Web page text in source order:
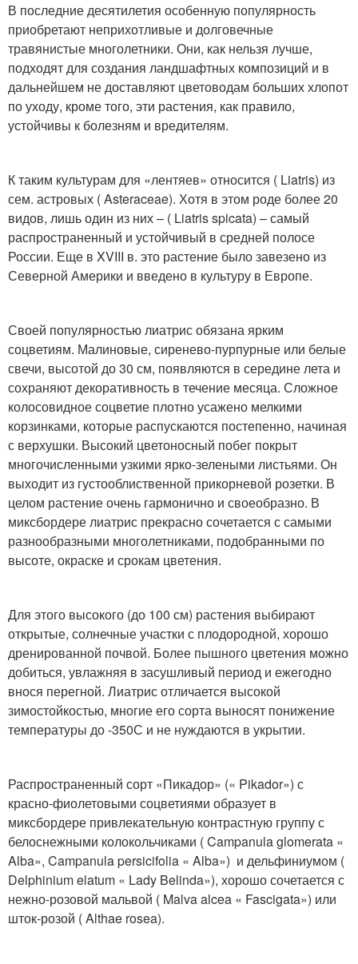
В последние десятилетия особенную популярность
приобретают неприхотливые и долговечные
травянистые многолетники. Они, как нельзя лучше,
подходят для создания ландшафтных композиций и в
дальнейшем не доставляют цветоводам больших хлопот
по уходу, кроме того, эти растения, как правило,
устойчивы к болезням и вредителям.
К таким культурам для «лентяев» относится ( Liatris) из
сем. астровых ( Asteraceae). Хотя в этом роде более 20
видов, лишь один из них – ( Liatris spicata) – самый
распространенный и устойчивый в средней полосе
России. Еще в XVIII в. это растение было завезено из
Северной Америки и введено в культуру в Европе.
Своей популярностью лиатрис обязана ярким
соцветиям. Малиновые, сиренево-пурпурные или белые
свечи, высотой до 30 см, появляются в середине лета и
сохраняют декоративность в течение месяца. Сложное
колосовидное соцветие плотно усажено мелкими
корзинками, которые распускаются постепенно, начиная
с верхушки. Высокий цветоносный побег покрыт
многочисленными узкими ярко-зелеными листьями. Он
выходит из густооблиственной прикорневой розетки. В
целом растение очень гармонично и своеобразно. В
миксбордере лиатрис прекрасно сочетается с самыми
разнообразными многолетниками, подобранными по
высоте, окраске и срокам цветения.
Для этого высокого (до 100 см) растения выбирают
открытые, солнечные участки с плодородной, хорошо
дренированной почвой. Более пышного цветения можно
добиться, увлажняя в засушливый период и ежегодно
внося перегной. Лиатрис отличается высокой
зимостойкостью, многие его сорта выносят понижение
температуры до -350С и не нуждаются в укрытии.
Распространенный сорт «Пикадор» (« Pikador») с
красно-фиолетовыми соцветиями образует в
миксбордере привлекательную контрастную группу с
белоснежными колокольчиками ( Campanula glomerata «
Alba», Campanula persicifolia « Alba») и дельфиниумом (
Delphinium elatum « Lady Belinda»), хорошо сочетается с
нежно-розовой мальвой ( Malva alcea « Fascigata») или
шток-розой ( Althae rosea).